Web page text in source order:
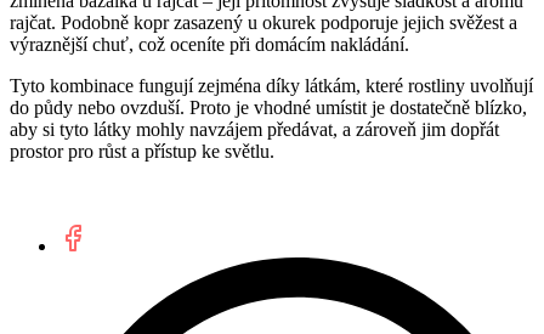
rajčat. Podobně kopr zasazený u okurek podporuje jejich svěžest a
výraznější chuť, což oceníte při domácím nakládání.
Tyto kombinace fungují zejména díky látkám, které rostliny uvolňují
do půdy nebo ovzduší. Proto je vhodné umístit je dostatečně blízko,
aby si tyto látky mohly navzájem předávat, a zároveň jim dopřát
prostor pro růst a přístup ke světlu.